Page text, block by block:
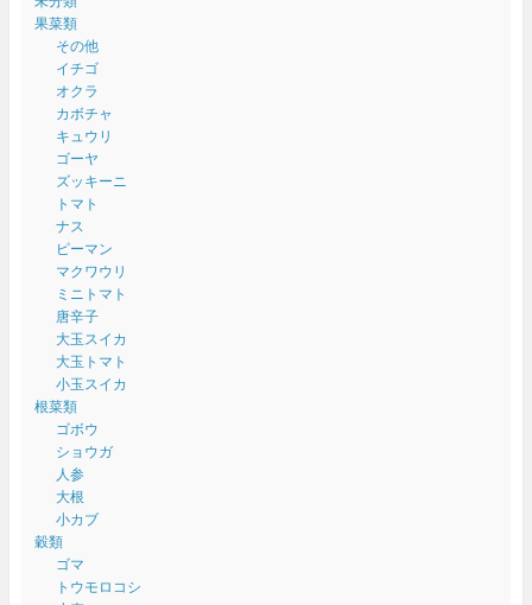
果菜類
その他
イチゴ
オクラ
カボチャ
キュウリ
ゴーヤ
ズッキーニ
トマト
ナス
ピーマン
マクワウリ
ミニトマト
唐辛子
大玉スイカ
大玉トマト
小玉スイカ
根菜類
ゴボウ
ショウガ
人参
大根
小カブ
穀類
ゴマ
トウモロコシ